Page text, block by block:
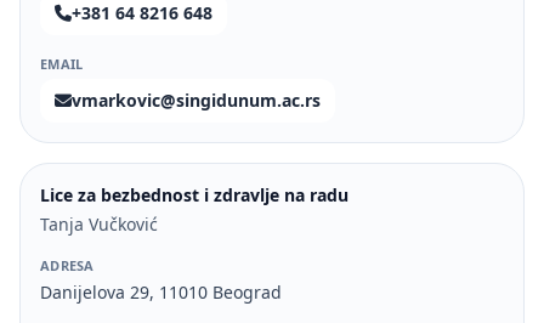
+381 64 8216 648
EMAIL
vmarkovic@singidunum.ac.rs
Lice za bezbednost i zdravlje na radu
Tanja Vučković
ADRESA
Danijelova 29, 11010 Beograd